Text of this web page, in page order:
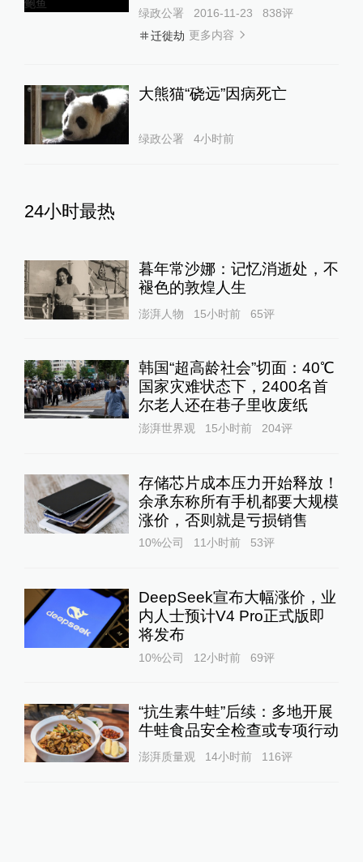
绿政公署 2016-11-23 838评
迁徙劫 更多内容
大熊猫“硗远”因病死亡
绿政公署 4小时前
24小时最热
暮年常沙娜：记忆消逝处，不
褪色的敦煌人生
澎湃人物 15小时前 65评
韩国“超高龄社会”切面：40℃
国家灾难状态下，2400名首
尔老人还在巷子里收废纸
澎湃世界观 15小时前 204评
存储芯片成本压力开始释放！
余承东称所有手机都要大规模
涨价，否则就是亏损销售
10%公司 11小时前 53评
DeepSeek宣布大幅涨价，业
内人士预计V4 Pro正式版即
将发布
10%公司 12小时前 69评
“抗生素牛蛙”后续：多地开展
牛蛙食品安全检查或专项行动
澎湃质量观 14小时前 116评